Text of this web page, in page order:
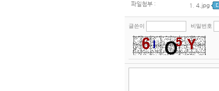
파일첨부 : 1. 4.jpg
글쓴이 비밀번호